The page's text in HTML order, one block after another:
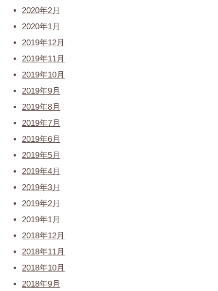
2020年2月
2020年1月
2019年12月
2019年11月
2019年10月
2019年9月
2019年8月
2019年7月
2019年6月
2019年5月
2019年4月
2019年3月
2019年2月
2019年1月
2018年12月
2018年11月
2018年10月
2018年9月